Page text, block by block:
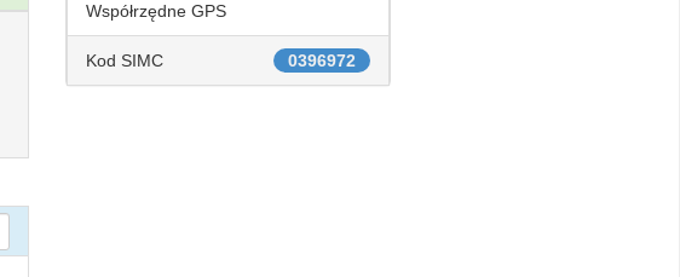
Współrzędne GPS
0396972
Kod SIMC